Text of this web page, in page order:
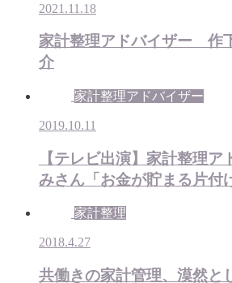
2021.11.18
家計整理アドバイザー 作
介
家計整理アドバイザー
2019.10.11
【テレビ出演】家計整理
みさん「お金が貯まる片付
家計整理
2018.4.27
共働きの家計管理、漠然と